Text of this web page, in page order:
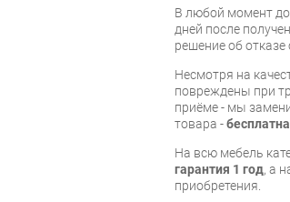
В любой момент до
дней после
решение об отказе
Несмотря на
повреждены при
приёме - мы
товара -бесплатна
На всю мебель
гарантия 1 год, а
приобретения.